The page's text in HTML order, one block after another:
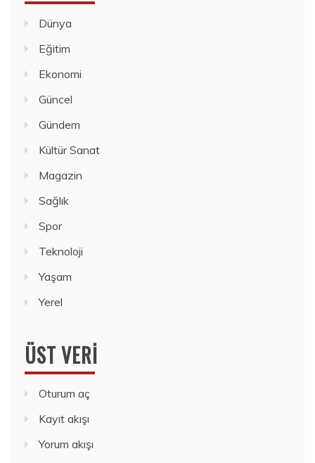
Dünya
Eğitim
Ekonomi
Güncel
Gündem
Kültür Sanat
Magazin
Sağlık
Spor
Teknoloji
Yaşam
Yerel
ÜST VERI
Oturum aç
Kayıt akışı
Yorum akışı